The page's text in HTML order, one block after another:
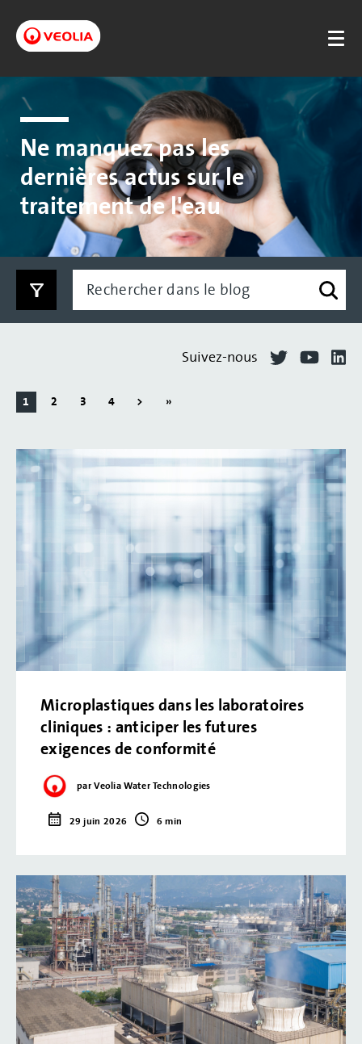
Ne manquez pas les
dernières actus sur le
traitement de l'eau
Suivez-nous
1 2 3 4 > »
Microplastiques dans les laboratoires
cliniques : anticiper les futures
exigences de conformité
par Veolia Water Technologies
29 juin 2026 6 min